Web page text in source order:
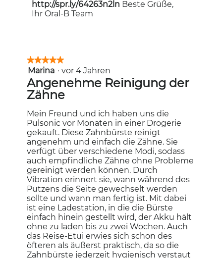
http://spr.ly/64263n2ln Beste Grüße,
Ihr Oral-B Team
★★★★★
★★★★★
5
von
5
Sternen.
Marina · vor 4 Jahren
Angenehme Reinigung der
Zähne
Mein Freund und ich haben uns die
Pulsonic vor Monaten in einer Drogerie
gekauft. Diese Zahnbürste reinigt
angenehm und einfach die Zähne. Sie
verfügt über verschiedene Modi, sodass
auch empfindliche Zähne ohne Probleme
gereinigt werden können. Durch
Vibration erinnert sie, wann während des
Putzens die Seite gewechselt werden
sollte und wann man fertig ist. Mit dabei
ist eine Ladestation, in die die Bürste
einfach hinein gestellt wird, der Akku hält
ohne zu laden bis zu zwei Wochen. Auch
das Reise-Etui erwies sich schon des
öfteren als äußerst praktisch, da so die
Zahnbürste jederzeit hygienisch verstaut